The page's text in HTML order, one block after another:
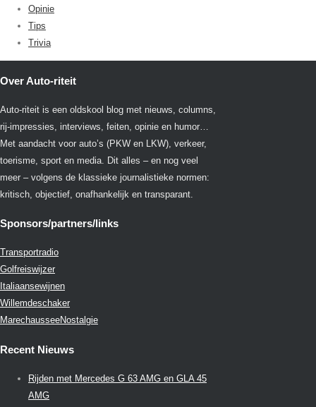
Opinie
Tips
Trivia
Over Auto-riteit
Auto-riteit is een oldskool blog met nieuws, columns,
rij-impressies, interviews, feiten, opinie en humor…
Met aandacht voor auto’s (PKW en LKW), verkeer,
toerisme, sport en media. Dit alles – en nog veel
meer – volgens de klassieke journalistieke normen:
kritisch, objectief, onafhankelijk en transparant.
Sponsors/partners/links
Transportradio
Golfreiswijzer
Italiaansewijnen
Willemdeschaker
MarechausseeNostalgie
Recent Nieuws
Rijden met Mercedes G 63 AMG en GLA 45
AMG